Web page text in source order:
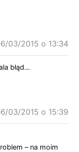
03/2015 o 13:34
błąd…
03/2015 o 15:39
– na moim